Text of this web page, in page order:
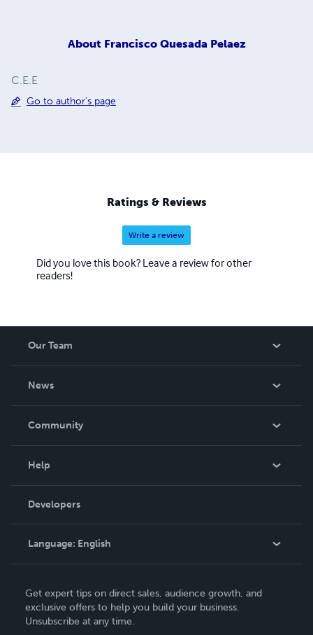
About Francisco Quesada Pelaez
C.E.E
Go to author's page
Ratings & Reviews
Write a review
Did you love this book? Leave a review for other
readers!
Our Team
News
In The News
Community
Podcast
Help
Order Lookup
Knowledge Base
Contact Support
Developers
Language: English
Deutsch
Français
Get expert tips on direct sales, audience growth, and
exclusive offers to help you build your business.
Unsubscribe at any time.